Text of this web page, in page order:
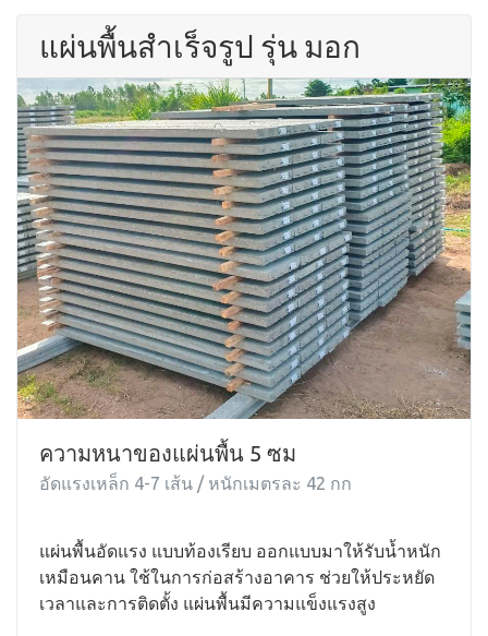
แผ่นพื้นสำเร็จรูป รุ่น มอก
ความหนาของแผ่นพื้น 5 ซม
อัดแรงเหล็ก 4-7 เส้น / หนักเมตรละ 42 กก
แผ่นพื้นอัดแรง แบบท้องเรียบ ออกแบบมาให้รับน้ำหนัก
เหมือนคาน ใช้ในการก่อสร้างอาคาร ช่วยให้ประหยัด
เวลาและการติดตั้ง แผ่นพื้นมีความแข็งแรงสูง